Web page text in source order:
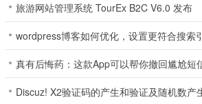
旅游网站管理系统 TourEx B2C V6.0 发布
wordpress博客如何优化，设置更符合搜索
真有后悔药：这款App可以帮你撤回尴尬短
Discuz! X2验证码的产生和验证及随机数产